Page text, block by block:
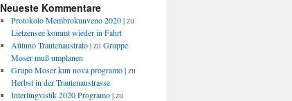
Neueste Kommentare
Protokolo Membrokunveno 2020 |zu
Lietzensee kommt wieder in Fahrt
Aŭtuno Trautenaustrato |zu Gruppe
Moser muß umplanen
Grupo Moser kun nova programo |zu
Herbst in der Trautenaustrasse
Interlingvistik 2020 Programo |zu